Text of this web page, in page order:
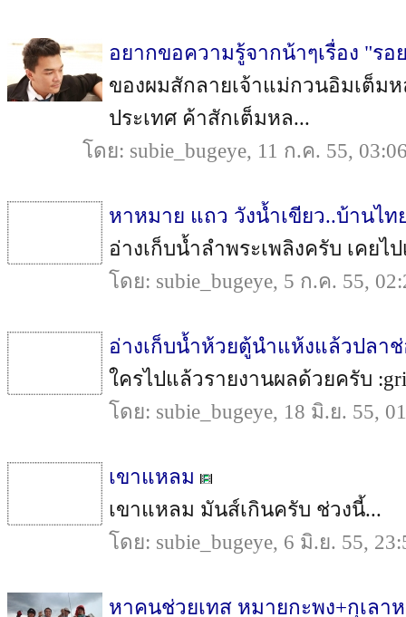
อยากขอความรู้จากน้าๆเรื่อง "รอ
ของผมสักลายเจ้าแม่กวนอิมเต็ม
ประเทศ ค้าสักเต็มหล...
โดย: subie_bugeye, 11 ก.ค. 55,
หาหมาย แถว วังน้ำเขียว..บ้านไ
อ่างเก็บน้ำลำพระเพลิงครับ เคย
โดย: subie_bugeye, 5 ก.ค. 55,
อ่างเก็บน้ำห้วยตู้นำแห้งแล้วปลา
ใครไปแล้วรายงานผลด้วยครับ
โดย: subie_bugeye, 18 มิ.ย. 55,
เขาแหลม
เขาแหลม มันส์เกินครับ ช่วงนี้...
โดย: subie_bugeye, 6 มิ.ย. 55,
หาคนช่วยเทส หมายกะพง+กุเลา